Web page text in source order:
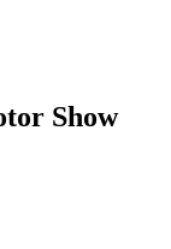
Show